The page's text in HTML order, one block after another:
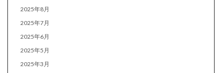
2025年8月
2025年7月
2025年6月
2025年5月
2025年3月